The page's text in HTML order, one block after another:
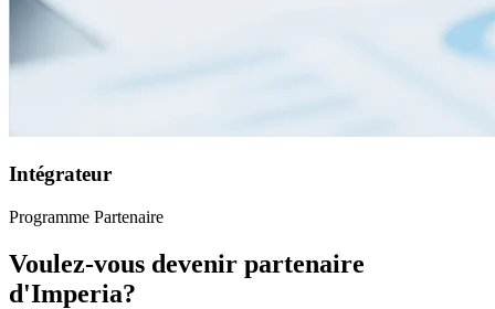
Intégrateur
Programme Partenaire
Voulez-vous devenir partenaire
d'Imperia?